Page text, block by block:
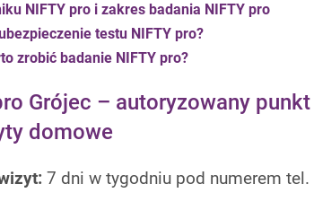
NIFTY pro i zakres badania NIFTY pro
testu NIFTY pro?
zrobić badanie NIFTY pro?
Grójec – autoryzowany punkt
domowe
7 dni w tygodniu pod numerem tel.